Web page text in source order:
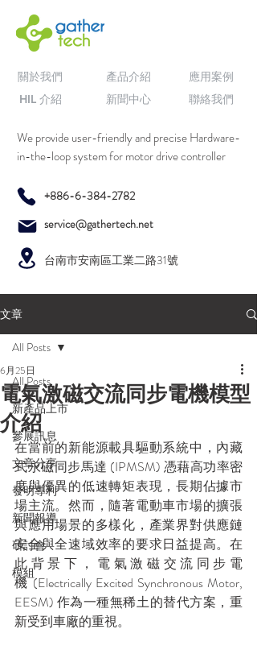
關於我們
HIL 介紹
產品介紹
新聞中心
應用案例
聯絡我們
We provide user-friendly and precise Hardware-
in-the-loop system for motor drive controller
+886-6-384-2782
service@gathertech.net
台南市安南區工業二路31號
文章
All Posts
新產品上市
參展訊息
文章分享
發明專利
新聞報導
研討會
模組
All Posts
電氣激磁交流同步電機模型
介紹
6月25日
在當前的新能源載具驅動系統中，內藏
式永磁同步馬達 (IPMSM) 憑藉高功率密
度與優異的低速轉矩表現，長期佔據市
場主流。然而，隨著電動車市場的擴張
與應用場景的多樣化，產業界對供應鏈
安全與全速域效率的要求日益提高。在
此背景下，電氣激磁交流同步電
機 (Electrically Excited Synchronous Motor,
EESM) 作為一種無稀土的替代方案，重
新受到車廠的重視。